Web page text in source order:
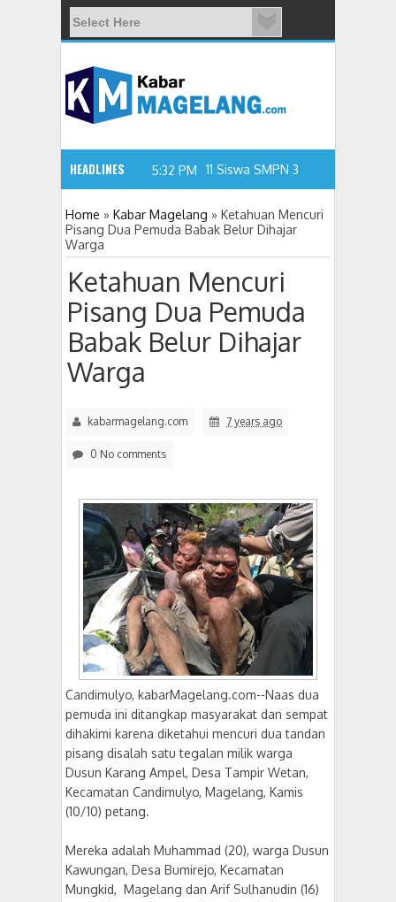
HEADLINES
5:32 PM 11 Siswa SMPN 3 Candimulyo Didug
Home » Kabar Magelang » Ketahuan Mencuri
Pisang Dua Pemuda Babak Belur Dihajar
Warga
Ketahuan Mencuri
Pisang Dua Pemuda
Babak Belur Dihajar
Warga
kabarmagelang.com 7 years ago
0 No comments
Candimulyo, kabarMagelang.com--Naas dua
pemuda ini ditangkap masyarakat dan sempat
dihakimi karena diketahui mencuri dua tandan
pisang disalah satu tegalan milik warga
Dusun Karang Ampel, Desa Tampir Wetan,
Kecamatan Candimulyo, Magelang, Kamis
(10/10) petang.
Mereka adalah Muhammad (20), warga Dusun
Kawungan, Desa Bumirejo, Kecamatan
Mungkid, Magelang dan Arif Sulhanudin (16)